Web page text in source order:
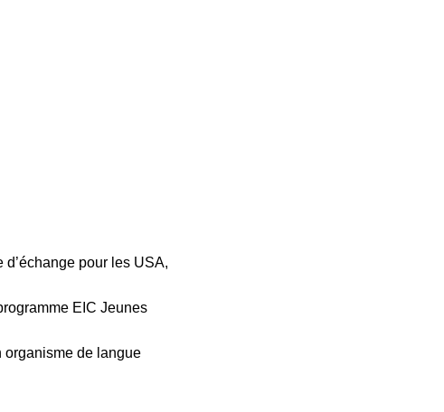
pour les USA,
EIC Jeunes
organisme de langue